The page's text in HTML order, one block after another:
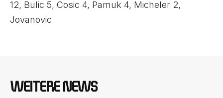
12, Bulic 5, Cosic 4, Pamuk 4, Micheler 2,
Jovanovic
WEITERE NEWS